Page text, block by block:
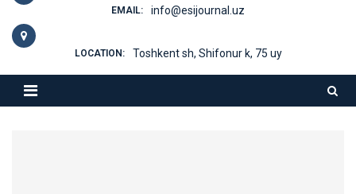
EMAIL: info@esijournal.uz
LOCATION: Toshkent sh, Shifonur k, 75 uy